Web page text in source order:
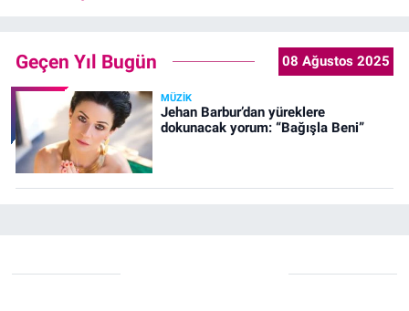
Geçen Yıl Bugün 08 Ağustos 2025
MÜZIK
Jehan Barbur’dan yüreklere
dokunacak yorum: “Bağışla Beni”